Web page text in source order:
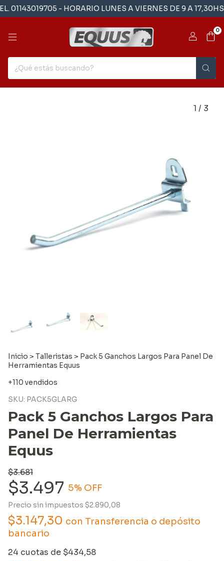
- HORARIO LUNES A VIERNES DE 9 A 17,30HS
0
1 / 3
Inicio > Talleristas > Pack 5 Ganchos Largos Para Panel De
Herramientas Equus
+110 vendidos
SKU: PACK5GLARG
Pack 5 Ganchos Largos Para
Panel De Herramientas
Equus
$3.681
$3.497 5% OFF
Precio sin impuestos $2.890,08
$3.147,30 con Transferencia o depósito
bancario
24 cuotas de $434,58